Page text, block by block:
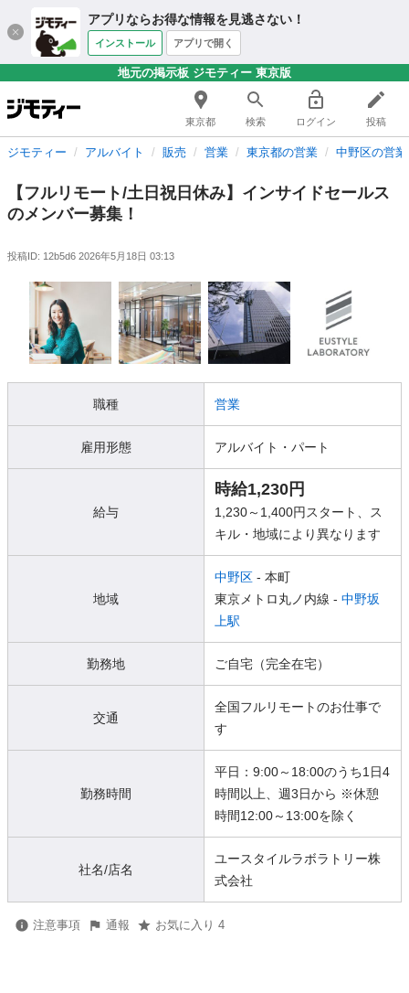
アプリならお得な情報を見逃さない！
インストール アプリで開く
地元の掲示板 ジモティー 東京版
東京都 検索 ログイン 投稿
ジモティー アルバイト 販売 営業 東京都の営業 中野区の営業
【フルリモート/土日祝日休み】インサイドセールス
のメンバー募集！
投稿ID: 12b5d6 2026年5月18日 03:13
職種 営業
雇用形態 アルバイト・パート
給与
時給1,230円
1,230～1,400円スタート、ス
キル・地域により異なります
地域
中野区 - 本町
東京メトロ丸ノ内線 - 中野坂
上駅
勤務地 ご自宅（完全在宅）
交通
全国フルリモートのお仕事で
す
勤務時間
平日：9:00～18:00のうち1日4
時間以上、週3日から ※休憩
時間12:00～13:00を除く
社名/店名
ユースタイルラボラトリー株
式会社
注意事項 通報 お気に入り 4